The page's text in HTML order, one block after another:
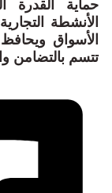
حماية القدرة
الأنشطة
الأسواق
تتسم بالتضامن